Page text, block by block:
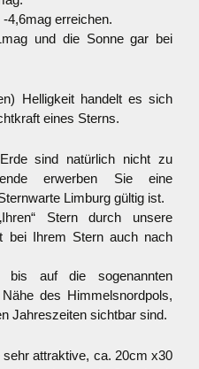
4,6mag erreichen.
und die Sonne gar bei
Helligkeit handelt es sich
eines Sterns.
sind natürlich nicht zu
erwerben Sie eine
Limburg gültig ist.
Stern durch unsere
bei Ihrem Stern auch nach
bis auf die sogenannten
des Himmelsnordpols,
Jahreszeiten sichtbar sind.
attraktive, ca. 20cm x30